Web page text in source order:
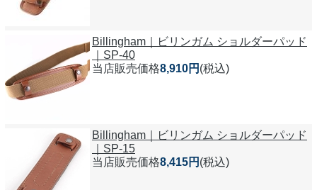
Billingham｜ビリンガム ショルダーパッド
｜SP-40
当店販売価格8,910円 (税込)
Billingham｜ビリンガム ショルダーパッド
｜SP-15
当店販売価格8,415円 (税込)